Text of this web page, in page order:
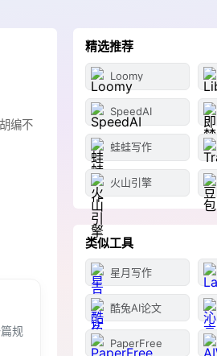
编不
规
精选推荐
Loomy
SpeedAI
蛙蛙写作
火山引擎
类似工具
星月写作
酷兔AI论文
PaperFree